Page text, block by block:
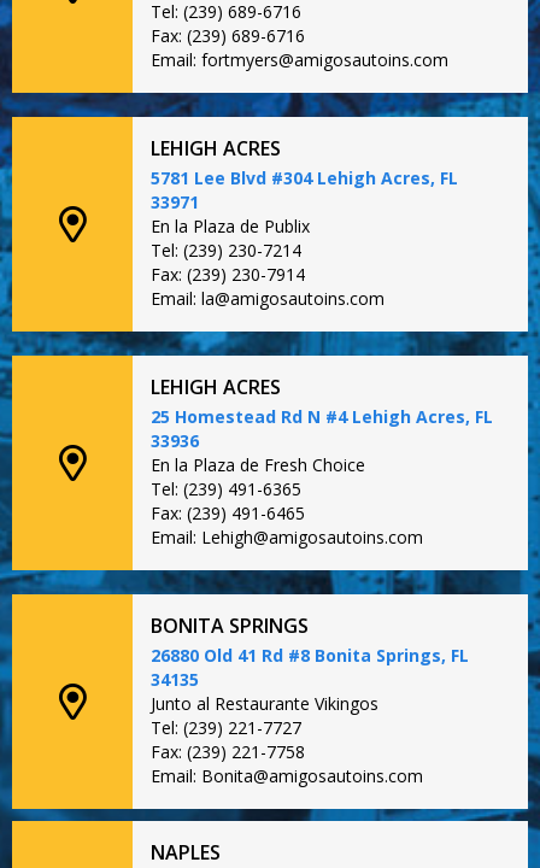
Tel: (239) 689-6716
Fax: (239) 689-6716
Email: fortmyers@amigosautoins.com
LEHIGH ACRES
5781 Lee Blvd #304 Lehigh Acres, FL
33971
En la Plaza de Publix
Tel: (239) 230-7214
Fax: (239) 230-7914
Email: la@amigosautoins.com
LEHIGH ACRES
25 Homestead Rd N #4 Lehigh Acres, FL
33936
En la Plaza de Fresh Choice
Tel: (239) 491-6365
Fax: (239) 491-6465
Email: Lehigh@amigosautoins.com
BONITA SPRINGS
26880 Old 41 Rd #8 Bonita Springs, FL
34135
Junto al Restaurante Vikingos
Tel: (239) 221-7727
Fax: (239) 221-7758
Email: Bonita@amigosautoins.com
NAPLES